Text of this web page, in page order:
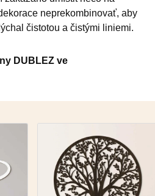
neprekombinovať, aby
čistotou a čistými liniemi.
DUBLEZ ve